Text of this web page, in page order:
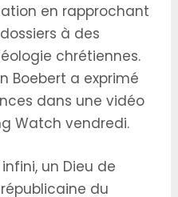
en rapprochant
à des
chrétiennes.
Boebert a exprimé
dans une vidéo
Watch vendredi.
un Dieu de
du